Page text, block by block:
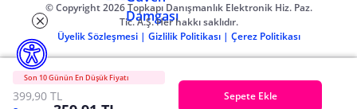
Son 10 Günün En Düşük Fiyatı
399,90 TL Sepete Ekle
© Copyright 2026 Topkapı Danışmanlık Elektronik Hiz. Paz.
Tic. A.Ş. Her hakkı saklıdır.
Üyelik Sözleşmesi | Gizlilik Politikası | Çerez Politikası